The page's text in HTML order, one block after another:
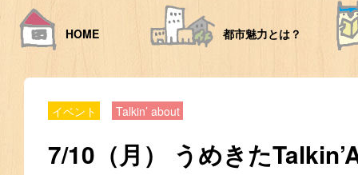
HOME 都市魅力とは？
イベント Talkin’ about
7/10（月） うめきた